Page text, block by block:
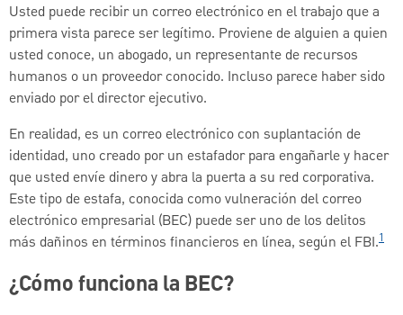
Usted puede recibir un correo electrónico en el trabajo que a
primera vista parece ser legítimo. Proviene de alguien a quien
usted conoce, un abogado, un representante de recursos
humanos o un proveedor conocido. Incluso parece haber sido
enviado por el director ejecutivo.
En realidad, es un correo electrónico con suplantación de
identidad, uno creado por un estafador para engañarle y hacer
que usted envíe dinero y abra la puerta a su red corporativa.
Este tipo de estafa, conocida como vulneración del correo
electrónico empresarial (BEC) puede ser uno de los delitos
más dañinos en términos financieros en línea, según el FBI.1
¿Cómo funciona la BEC?